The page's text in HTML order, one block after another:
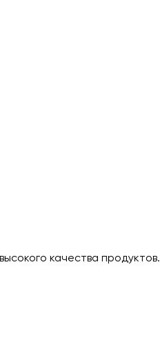
качества продуктов.